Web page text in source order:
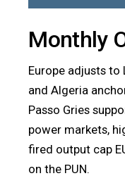
Monthly
Europe adjusts to
and Algeria
Passo Gries
power markets,
fired output cap
on the PUN.